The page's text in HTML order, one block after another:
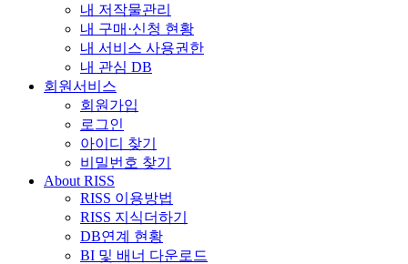
내 저작물관리
내 구매·신청 현황
내 서비스 사용권한
내 관심 DB
회원서비스
회원가입
로그인
아이디 찾기
비밀번호 찾기
About RISS
RISS 이용방법
RISS 지식더하기
DB연계 현황
BI 및 배너 다운로드